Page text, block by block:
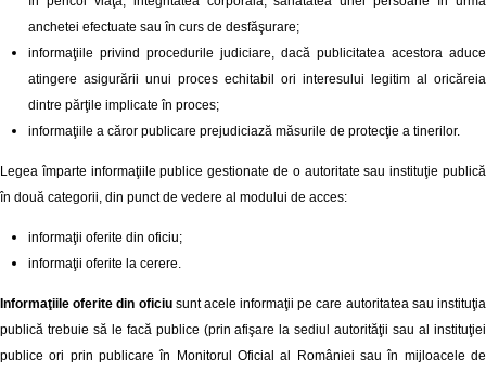
anchetei efectuate sau în curs de desfăşurare;
informaţiile privind procedurile judiciare, dacă publicitatea acestora aduce
atingere asigurării unui proces echitabil ori interesului legitim al oricăreia
dintre părţile implicate în proces;
informaţiile a căror publicare prejudiciază măsurile de protecţie a tinerilor.
Legea împarte informaţiile publice gestionate de o autoritate sau instituţie publică
în două categorii, din punct de vedere al modului de acces:
informaţii oferite din oficiu;
informaţii oferite la cerere.
Informaţiile oferite din oficiusunt acele informaţii pe care autoritatea sau instituţia
publică trebuie să le facă publice (prin afişare la sediul autorităţii sau al instituţiei
publice ori prin publicare în Monitorul Oficial al României sau în mijloacele de